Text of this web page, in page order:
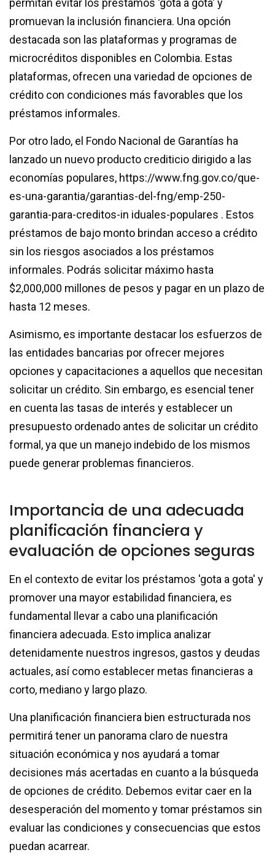
promuevan la inclusión financiera. Una opción
destacada son las plataformas y programas de
microcréditos disponibles en Colombia. Estas
plataformas, ofrecen una variedad de opciones de
crédito con condiciones más favorables que los
préstamos informales.
Por otro lado, el Fondo Nacional de Garantías ha
lanzado un nuevo producto crediticio dirigido a las
economías populares, https://www.fng.gov.co/que-
es-una-garantia/garantias-del-fng/emp-250-
garantia-para-creditos-in iduales-populares . Estos
préstamos de bajo monto brindan acceso a crédito
sin los riesgos asociados a los préstamos
informales. Podrás solicitar máximo hasta
$2,000,000 millones de pesos y pagar en un plazo de
hasta 12 meses.
Asimismo, es importante destacar los esfuerzos de
las entidades bancarias por ofrecer mejores
opciones y capacitaciones a aquellos que necesitan
solicitar un crédito. Sin embargo, es esencial tener
en cuenta las tasas de interés y establecer un
presupuesto ordenado antes de solicitar un crédito
formal, ya que un manejo indebido de los mismos
puede generar problemas financieros.
Importancia de una adecuada
planificación financiera y
evaluación de opciones seguras
En el contexto de evitar los préstamos 'gota a gota' y
promover una mayor estabilidad financiera, es
fundamental llevar a cabo una planificación
financiera adecuada. Esto implica analizar
detenidamente nuestros ingresos, gastos y deudas
actuales, así como establecer metas financieras a
corto, mediano y largo plazo.
Una planificación financiera bien estructurada nos
permitirá tener un panorama claro de nuestra
situación económica y nos ayudará a tomar
decisiones más acertadas en cuanto a la búsqueda
de opciones de crédito. Debemos evitar caer en la
desesperación del momento y tomar préstamos sin
evaluar las condiciones y consecuencias que estos
puedan acarrear.